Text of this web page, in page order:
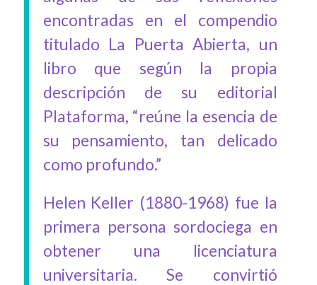
encontradas en el compendio
titulado La Puerta Abierta, un
libro que según la propia
descripción de su editorial
Plataforma, “reúne la esencia de
su pensamiento, tan delicado
como profundo.”
Helen Keller (1880-1968) fue la
primera persona sordociega en
obtener una licenciatura
universitaria. Se convirtió